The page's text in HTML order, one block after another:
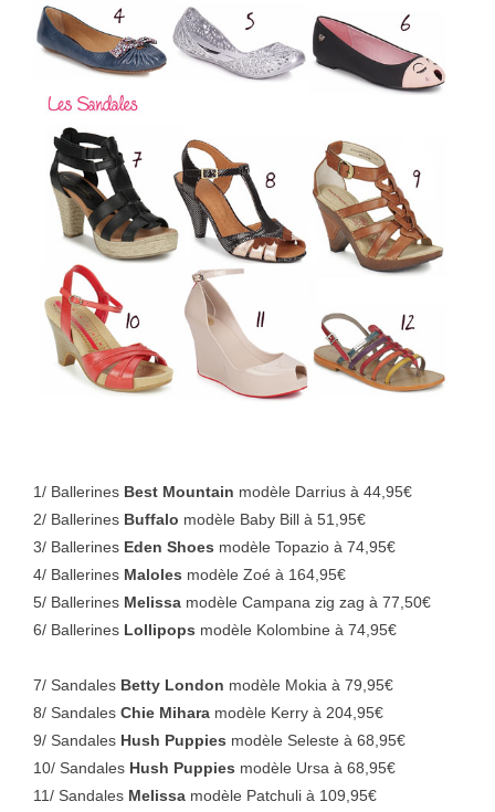
1/ Ballerines Best Mountain modèle Darrius à 44,95€
2/ Ballerines Buffalo modèle Baby Bill à 51,95€
3/ Ballerines Eden Shoes modèle Topazio à 74,95€
4/ Ballerines Maloles modèle Zoé à 164,95€
5/ Ballerines Melissa modèle Campana zig zag à 77,50€
6/ Ballerines Lollipops modèle Kolombine à 74,95€
7/ Sandales Betty London modèle Mokia à 79,95€
8/ Sandales Chie Mihara modèle Kerry à 204,95€
9/ Sandales Hush Puppies modèle Seleste à 68,95€
10/ Sandales Hush Puppies modèle Ursa à 68,95€
11/ Sandales Melissa modèle Patchuli à 109,95€